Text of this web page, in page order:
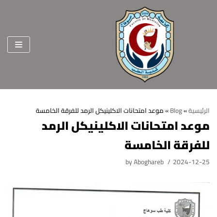
الرئيسية
عن الكلية
الرؤية والرسالة
الهيكل التنظيمي
الأقسام العلمية
قطاعات الكلية
شئون التعليم والطلاب
هيئة التدريس
الرئيسية»
Blog
»موعد امتحانات الاكلينيكل الرمد للفرقة الخامسة
موعد امتحانات الاكلينيكل الرمد
للفرقة الخامسة
byAboghareb 2024-12-25